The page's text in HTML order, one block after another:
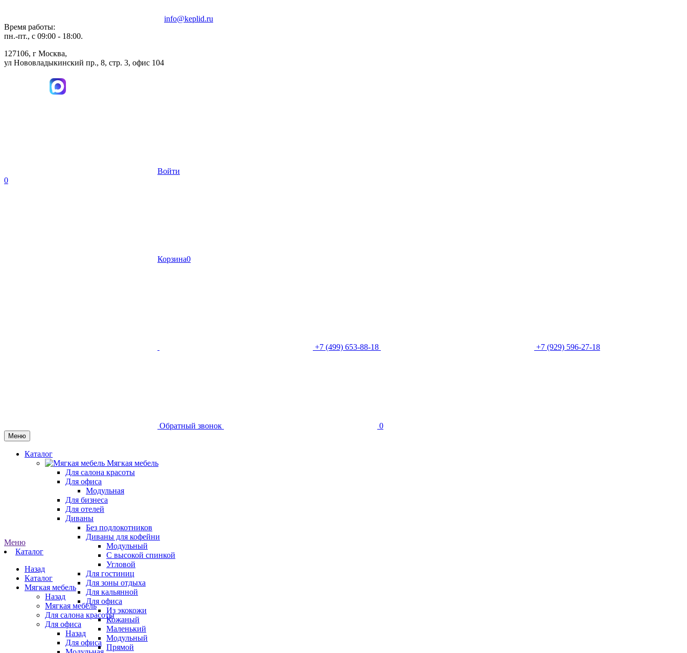
Время работы:
пн.-пт., с 09:00 - 18:00.
127106, г Москва,
ул Нововладыкинский пр., 8, стр. 3, офис 104
info@keplid.ru
Войти
0
Корзина0
+7 (499) 653-88-18 +7 (929) 596-27-18
Обратный звонок 0
Меню
Каталог
Мягкая мебель
Для салона красоты
Для офиса
Модульная
Для бизнеса
Для отелей
Диваны
Без подлокотников
Диваны для кофейни
Модульный
С высокой спинкой
Угловой
Для гостиниц
Для зоны отдыха
Для кальянной
Для офиса
Из экокожи
Кожаный
Маленький
Модульный
Прямой
Меню
Каталог
Назад
Каталог
Мягкая мебель
Назад
Мягкая мебель
Для салона красоты
Для офиса
Назад
Для офиса